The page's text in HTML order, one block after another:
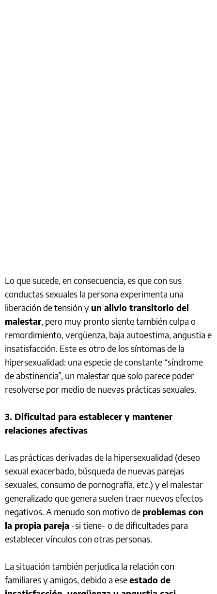
Lo que sucede, en consecuencia, es que con sus
conductas sexuales la persona experimenta una
liberación de tensión y un alivio transitorio del
malestar, pero muy pronto siente también culpa o
remordimiento, vergüenza, baja autoestima, angustia e
insatisfacción. Este es otro de los síntomas de la
hipersexualidad: una especie de constante “síndrome
de abstinencia”, un malestar que solo parece poder
resolverse por medio de nuevas prácticas sexuales.
3. Dificultad para establecer y mantener
relaciones afectivas
Las prácticas derivadas de la hipersexualidad (deseo
sexual exacerbado, búsqueda de nuevas parejas
sexuales, consumo de pornografía, etc.) y el malestar
generalizado que genera suelen traer nuevos efectos
negativos. A menudo son motivo de problemas con
la propia pareja -si tiene- o de dificultades para
establecer vínculos con otras personas.
La situación también perjudica la relación con
familiares y amigos, debido a eseestado de